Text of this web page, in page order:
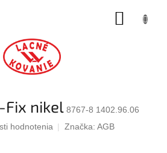
Fix nikel 8767-8 1402.96.06
hodnotenia Značka: AGB